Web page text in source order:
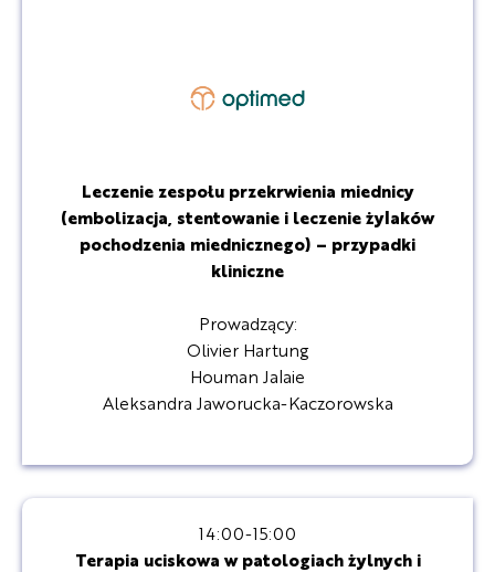
Leczenie zespołu przekrwienia miednicy
(embolizacja, stentowanie i leczenie żylaków
pochodzenia miednicznego) – przypadki
kliniczne
Prowadzący:
Olivier Hartung
Houman Jalaie
Aleksandra Jaworucka-Kaczorowska
14:00-15:00
Terapia uciskowa w patologiach żylnych i